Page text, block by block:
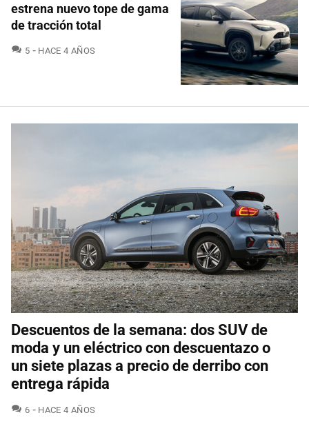
estrena nuevo tope de gama
de tracción total
5 COMENTARIOS
HACE 4 AÑOS
Descuentos de la semana: dos SUV de
moda y un eléctrico con descuentazo o
un siete plazas a precio de derribo con
entrega rápida
6 COMENTARIOS
HACE 4 AÑOS